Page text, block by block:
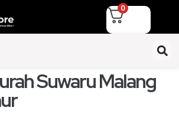
0
Suwaru Malang